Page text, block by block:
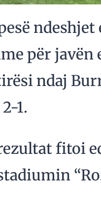
ndeshjet
për javën
ndaj
1.
fitoi